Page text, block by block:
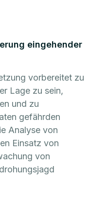
eingehender
vorbereitet zu
Lage zu sein,
und zu
gefährden
Analyse von
Einsatz von
von